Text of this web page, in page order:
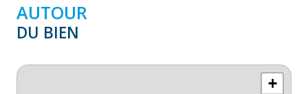
AUTOUR
DU BIEN
+